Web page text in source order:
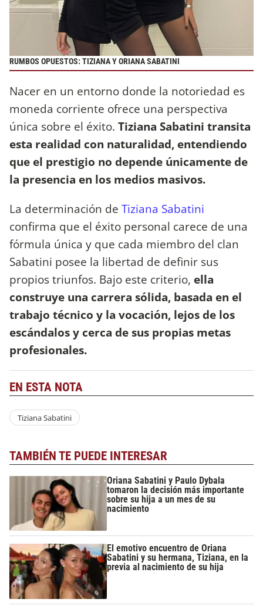
RUMBOS OPUESTOS: TIZIANA Y ORIANA SABATINI
Nacer en un entorno donde la notoriedad es
moneda corriente ofrece una perspectiva
única sobre el éxito. Tiziana Sabatini transita
esta realidad con naturalidad, entendiendo
que el prestigio no depende únicamente de
la presencia en los medios masivos.
La determinación de Tiziana Sabatini
confirma que el éxito personal carece de una
fórmula única y que cada miembro del clan
Sabatini posee la libertad de definir sus
propios triunfos. Bajo este criterio, ella
construye una carrera sólida, basada en el
trabajo técnico y la vocación, lejos de los
escándalos y cerca de sus propias metas
profesionales.
EN ESTA NOTA
Tiziana Sabatini
TAMBIÉN TE PUEDE INTERESAR
Oriana Sabatini y Paulo Dybala
tomaron la decisión más importante
sobre su hija a un mes de su
nacimiento
El emotivo encuentro de Oriana
Sabatini y su hermana, Tiziana, en la
previa al nacimiento de su hija